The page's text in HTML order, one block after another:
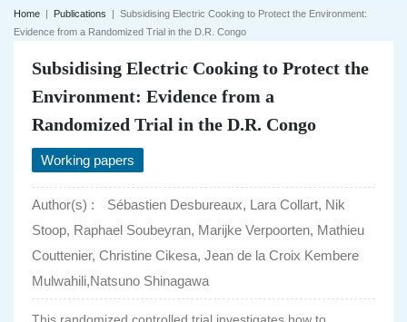
Home | Publications | Subsidising Electric Cooking to Protect the Environment:
Evidence from a Randomized Trial in the D.R. Congo
Subsidising Electric Cooking to Protect the
Environment: Evidence from a
Randomized Trial in the D.R. Congo
Working papers
Author(s) :
Sébastien Desbureaux, Lara Collart, Nik
Stoop, Raphael Soubeyran, Marijke Verpoorten, Mathieu
Couttenier, Christine Cikesa, Jean de la Croix Kembere
Mulwahili,Natsuno Shinagawa